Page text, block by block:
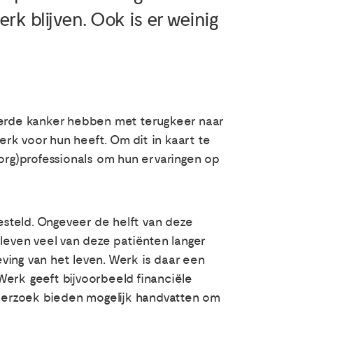
blijven. Ook is er weinig
kanker hebben met terugkeer naar
voor hun heeft. Om dit in kaart te
om hun ervaringen op
Ongeveer de helft van deze
veel van deze patiënten langer
van het leven. Werk is daar een
geeft bijvoorbeeld financiële
bieden mogelijk handvatten om